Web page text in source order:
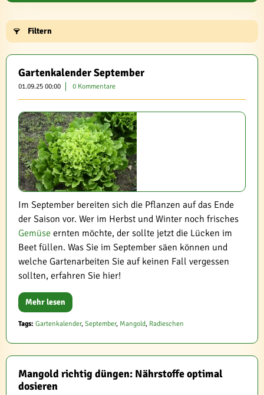
Filtern
Gartenkalender September
01.09.25 00:00 0 Kommentare
Im September bereiten sich die Pflanzen auf das Ende
der Saison vor. Wer im Herbst und Winter noch frisches
Gemüse ernten möchte, der sollte jetzt die Lücken im
Beet füllen. Was Sie im September säen können und
welche Gartenarbeiten Sie auf keinen Fall vergessen
sollten, erfahren Sie hier!
Mehr lesen
Tags: Gartenkalender, September, Mangold, Radieschen
Mangold richtig düngen: Nährstoffe optimal
dosieren